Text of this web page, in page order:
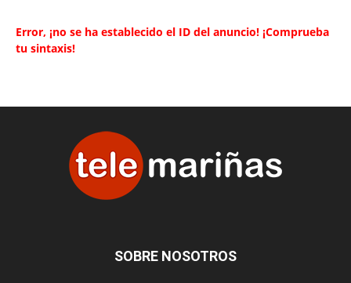
Error, ¡no se ha establecido el ID del anuncio! ¡Comprueba
tu sintaxis!
SOBRE NOSOTROS